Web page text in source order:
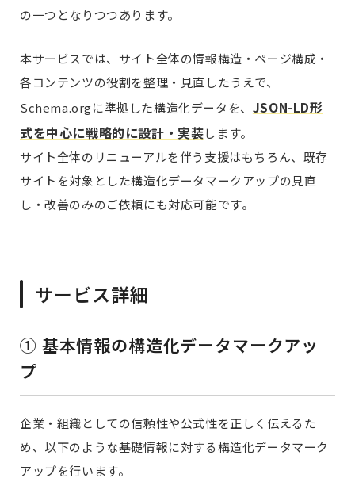
の一つとなりつつあります。
本サービスでは、サイト全体の情報構造・ページ構成・
各コンテンツの役割を整理・見直したうえで、
Schema.orgに準拠した構造化データを、 JSON-LD形
式を中心に戦略的に設計・実装します。
サイト全体のリニューアルを伴う支援はもちろん、既存
サイトを対象とした構造化データマークアップの見直
し・改善のみのご依頼にも対応可能です。
サービス詳細
① 基本情報の構造化データマークアッ
プ
企業・組織としての信頼性や公式性を正しく伝えるた
め、以下のような基礎情報に対する構造化データマーク
アップを行います。